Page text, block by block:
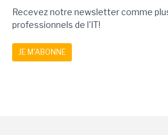
Recevez notre newsletter comme
professionnels de l'IT!
JE M'ABONNE